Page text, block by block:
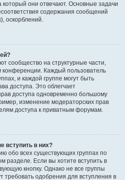
они отвечают. Основные задачи
содержания сообщений
оскорблений.
сообщество на структурные части,
Каждый пользователь
и каждой группе могут быть
доступа. Это облегчает
доступа одновременно большому
изменение модераторских прав
доступа к приватным форумам.
вступить в них?
обо всех существующих группах по
разделе. Если вы хотите вступить в
кнопку. Однако не все группы
требовать одобрения для вступления в